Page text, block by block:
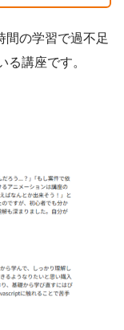
間の学習で過不足
る講座です。